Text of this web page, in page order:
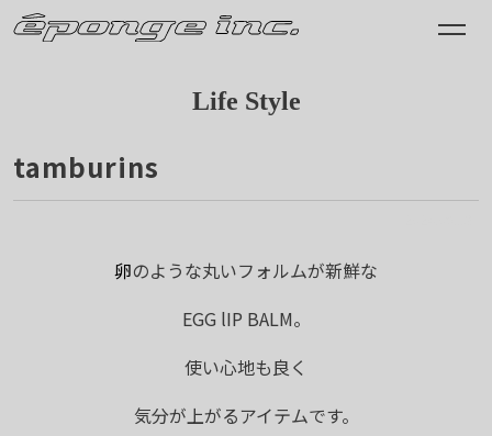
Life Style
tamburins
卵のような丸いフォルムが新鮮な
EGG lIP BALM。
使い心地も良く
気分が上がるアイテムです。